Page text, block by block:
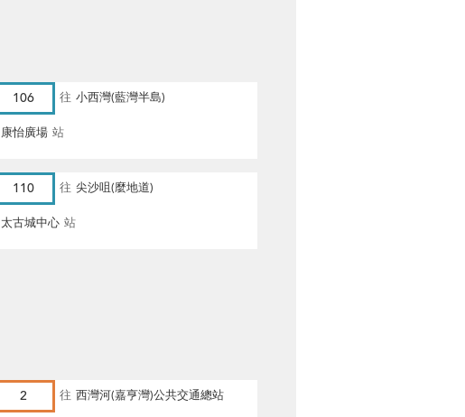
106 往 小西灣(藍灣半島)
康怡廣場 站
110 往 尖沙咀(麼地道)
太古城中心 站
2 往 西灣河(嘉亨灣)公共交通總站